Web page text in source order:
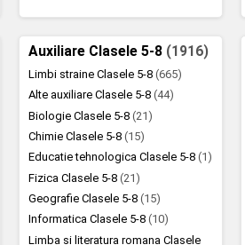
Auxiliare Clasele 5-8 (1916)
Limbi straine Clasele 5-8(665)
Alte auxiliare Clasele 5-8(44)
Biologie Clasele 5-8(21)
Chimie Clasele 5-8(15)
Educatie tehnologica Clasele 5-8(1)
Fizica Clasele 5-8(21)
Geografie Clasele 5-8(15)
Informatica Clasele 5-8(10)
Limba si literatura romana Clasele